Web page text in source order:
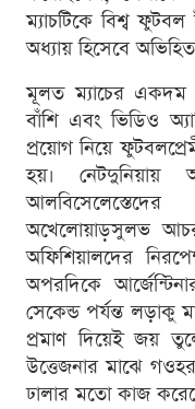
ম্যাচটিকে বিশ্ব
অধ্যায় হিসেবে
মূলত ম্যাচের একদম
বাঁশি এবং ভিডিও
প্রয়োগ নিয়ে
হয়।
অখেলোয়াড়সুলভ
অফিশিয়ালদের
অপরদিকে
সেকেন্ড পর্যন্ত লড়াকু
প্রমাণ দিয়েই জয়
উত্তেজনার মাঝে
ঢালার মতো কাজ